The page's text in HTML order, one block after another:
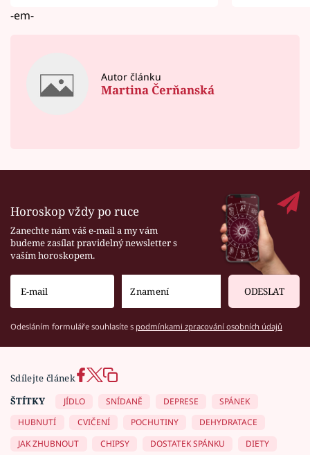
-em-
Autor článku
Martina Čerňanská
Horoskop vždy po ruce
Zanechte nám váš e-mail a my vám
budeme zasílat pravidelný newsletter s
vaším horoskopem.
ODESLAT
Odesláním formuláře souhlasíte s podmínkami zpracování osobních údajů
Sdílejte článek
ŠTÍTKY
JÍDLO SNÍDANĚ DEPRESE
SPÁNEK
HUBNUTÍ
CVIČENÍ POCHUTINY
DEHYDRATACE
JAK ZHUBNOUT
CHIPSY DOSTATEK SPÁNKU DIETY